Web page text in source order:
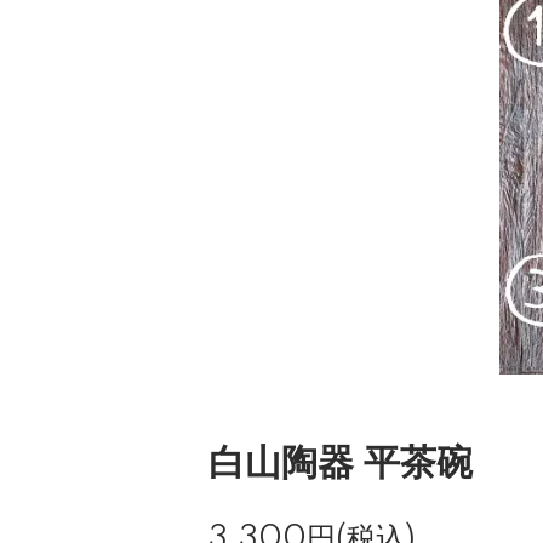
白山陶器 平茶碗